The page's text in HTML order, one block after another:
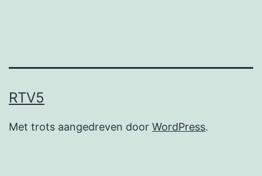
RTV5
Met trots aangedreven door WordPress.